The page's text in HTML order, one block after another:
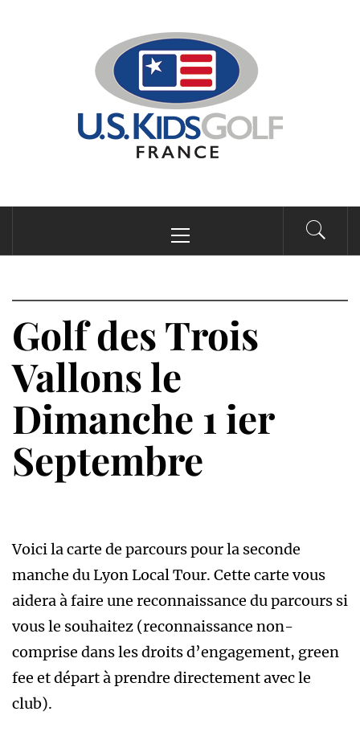
principal
Golf des Trois
Vallons le
Dimanche 1 ier
Septembre
Voici la carte de parcours pour la seconde
manche du Lyon Local Tour. Cette carte vous
aidera à faire une reconnaissance du parcours si
vous le souhaitez (reconnaissance non-
comprise dans les droits d’engagement, green
fee et départ à prendre directement avec le
club).